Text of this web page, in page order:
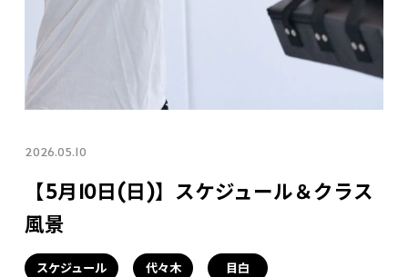
2026.05.10
【5月10日(日)】スケジュール＆クラス
風景
スケジュール 代々木 目白